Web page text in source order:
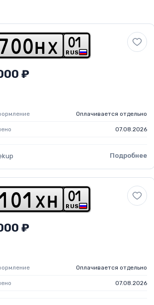
7 0 0 h x RUS
01
₽
Оплачивается отдельно
07.08.2026
Подробнее
0 1 x h RUS
01
₽
Оплачивается отдельно
07.08.2026